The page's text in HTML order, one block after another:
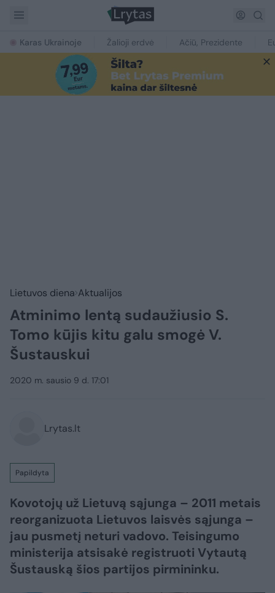
Karas Ukrainoje Žalioji erdvė Ačiū, Prezidente
Lietuvos diena Aktualijos
Atminimo lentą sudaužiusio S.
Tomo kūjis kitu galu smogė V.
Šustauskui
2020 m. sausio 9 d. 17:01
Lrytas.lt
Papildyta
Kovotojų už Lietuvą sąjunga – 2011 metais
reorganizuota Lietuvos laisvės sąjunga –
jau pusmetį neturi vadovo. Teisingumo
ministerija atsisakė registruoti Vytautą
Šustauską šios partijos pirmininku.